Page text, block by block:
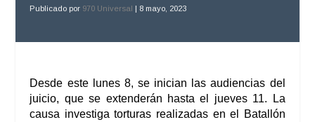
Publicado por 970 Universal | 8 mayo, 2023
Desde este lunes 8, se inician las audiencias del
juicio, que se extenderán hasta el jueves 11. La
causa investiga torturas realizadas en el Batallón